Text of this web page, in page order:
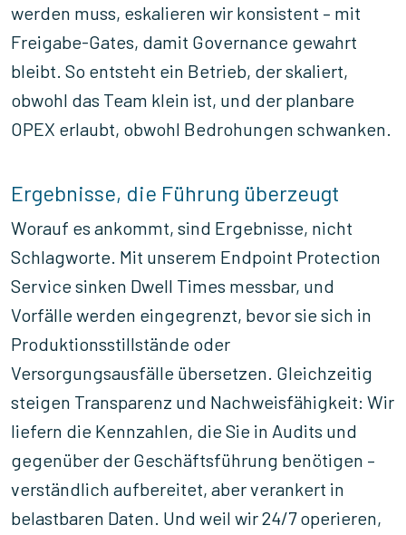
werden muss, eskalieren wir konsistent – mit
Freigabe-Gates, damit Governance gewahrt
bleibt. So entsteht ein Betrieb, der skaliert,
obwohl das Team klein ist, und der planbare
OPEX erlaubt, obwohl Bedrohungen schwanken.
Ergebnisse, die Führung überzeugt
Worauf es ankommt, sind Ergebnisse, nicht
Schlagworte. Mit unserem Endpoint Protection
Service sinken Dwell Times messbar, und
Vorfälle werden eingegrenzt, bevor sie sich in
Produktionsstillstände oder
Versorgungsausfälle übersetzen. Gleichzeitig
steigen Transparenz und Nachweisfähigkeit: Wir
liefern die Kennzahlen, die Sie in Audits und
gegenüber der Geschäftsführung benötigen –
verständlich aufbereitet, aber verankert in
belastbaren Daten. Und weil wir 24/7 operieren,